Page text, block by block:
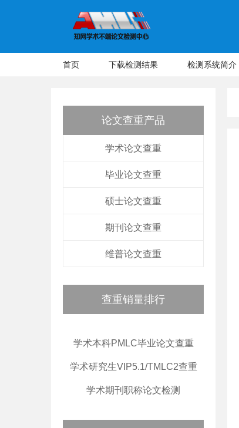
首页 下载检测结果 检测系统简介
论文查重产品
学术论文查重
毕业论文查重
硕士论文查重
期刊论文查重
维普论文查重
查重销量排行
学术本科PMLC毕业论文查重
学术研究生VIP5.1/TMLC2查重
学术期刊职称论文检测